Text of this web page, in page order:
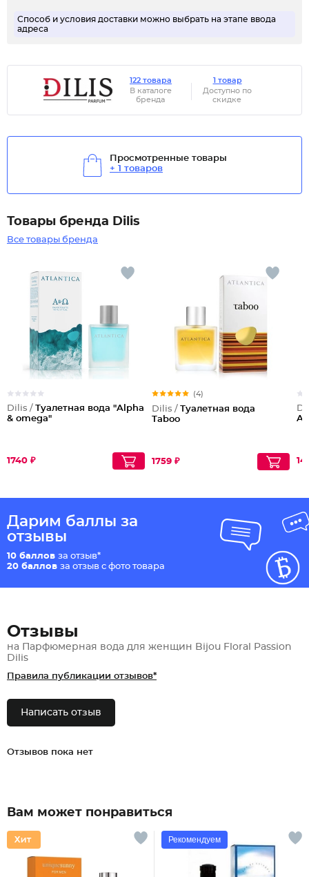
Способ и условия доставки можно выбрать на этапе ввода
адреса
122 товара
В каталоге
бренда
1 товар
Доступно по
скидке
Просмотренные товары
+ 1 товаров
Товары бренда Dilis
Все товары бренда
Dilis / Туалетная вода "Alpha
& omega"
1740 ₽
(4)
Dilis / Туалетная вода
Taboo
1759 ₽
Дарим баллы за
отзывы
10 баллов за отзыв*
20 баллов за отзыв с фото товара
Отзывы
на Парфюмерная вода для женщин Bijou Floral Passion
Dilis
Правила публикации отзывов*
Написать отзыв
Отзывов пока нет
Вам может понравиться
Рекомендуем